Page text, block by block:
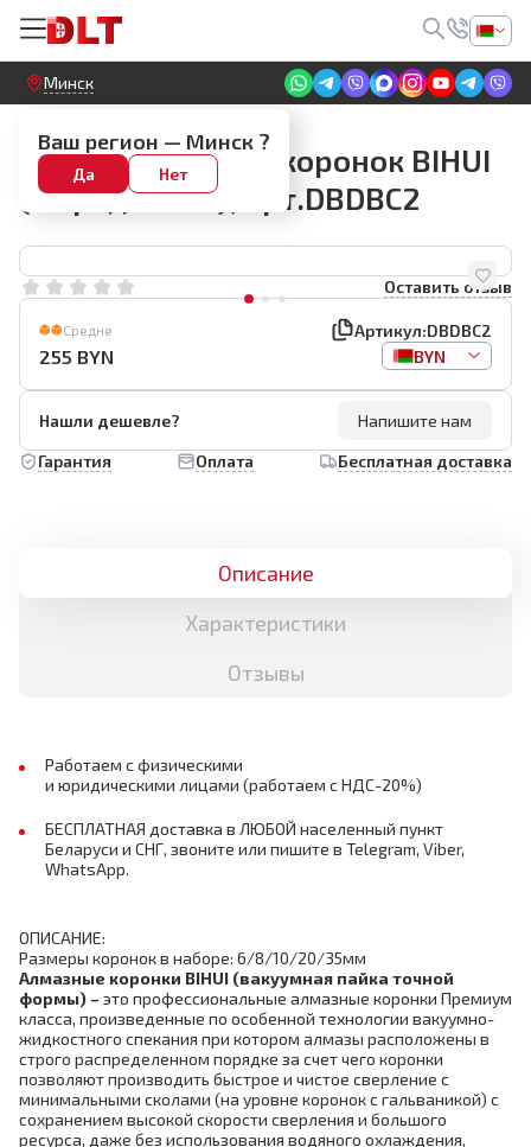
Круглосуточный! Прием заявок на сайте
Минск
Ваш регион — Минск ?
Да Нет
Наборы алмазных коронок
Набор алмазных коронок BIHUI
(5 предметов), арт.DBDBC2
Оставить отзыв
Средне Артикул:DBDBC2
255 BYN BYN
Нашли дешевле?
Напишите нам
Гарантия
Оплата Бесплатная доставка
Описание
Характеристики
Отзывы
Работаем с физическими
и юридическими лицами (работаем с НДС-20%)
БЕСПЛАТНАЯ доставка в ЛЮБОЙ населенный пункт
Беларуси и СНГ, звоните или пишите в Telegram, Viber,
WhatsApp.
ОПИСАНИЕ:
Размеры коронок в наборе: 6/8/10/20/35мм
Алмазные коронки BIHUI (вакуумная пайка точной
формы) – это профессиональные алмазные коронки Премиум
класса, произведенные по особенной технологии вакуумно-
жидкостного спекания при котором алмазы расположены в
строго распределенном порядке за счет чего коронки
позволяют производить быстрое и чистое сверление с
минимальными сколами (на уровне коронок с гальваникой) с
сохранением высокой скорости сверления и большого
ресурса, даже без использования водяного охлаждения,